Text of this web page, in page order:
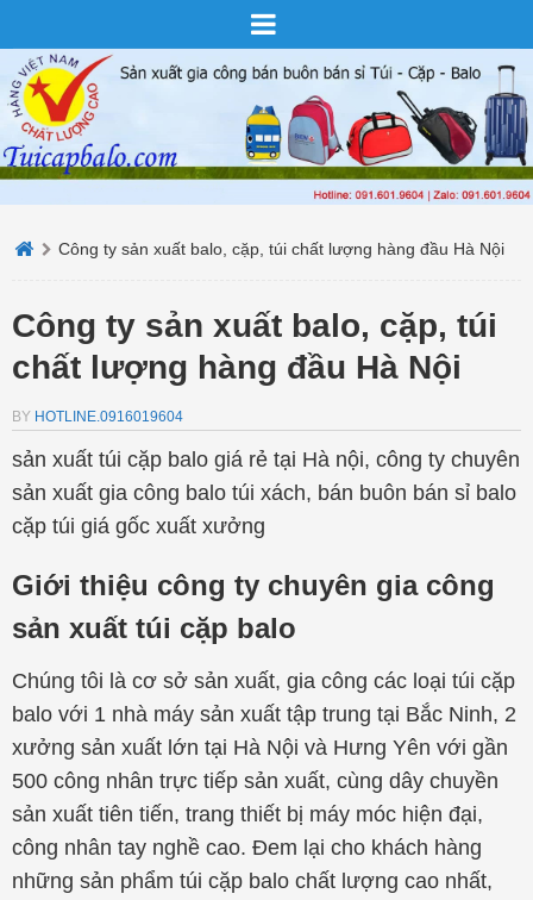
Công ty sản xuất balo, cặp, túi chất lượng hàng đầu Hà Nội
Công ty sản xuất balo, cặp, túi
chất lượng hàng đầu Hà Nội
BY HOTLINE.0916019604
sản xuất túi cặp balo giá rẻ tại Hà nội, công ty chuyên
sản xuất gia công balo túi xách, bán buôn bán sỉ balo
cặp túi giá gốc xuất xưởng
Giới thiệu công ty chuyên gia công
sản xuất túi cặp balo
Chúng tôi là cơ sở sản xuất, gia công các loại túi cặp
balo với 1 nhà máy sản xuất tập trung tại Bắc Ninh, 2
xưởng sản xuất lớn tại Hà Nội và Hưng Yên với gần
500 công nhân trực tiếp sản xuất, cùng dây chuyền
sản xuất tiên tiến, trang thiết bị máy móc hiện đại,
công nhân tay nghề cao. Đem lại cho khách hàng
những sản phẩm túi cặp balo chất lượng cao nhất,